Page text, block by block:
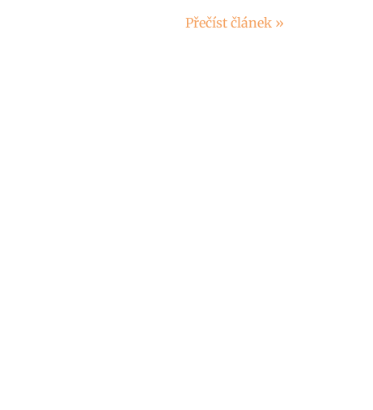
Přečíst článek »